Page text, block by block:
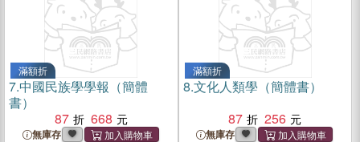
滿額折
7.中國民族學學報（簡體
書）
87
668
無庫存
滿額折
8.文化人類學（簡體書）
87
256
無庫存